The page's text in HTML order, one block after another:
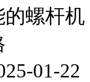
螺杆
01-